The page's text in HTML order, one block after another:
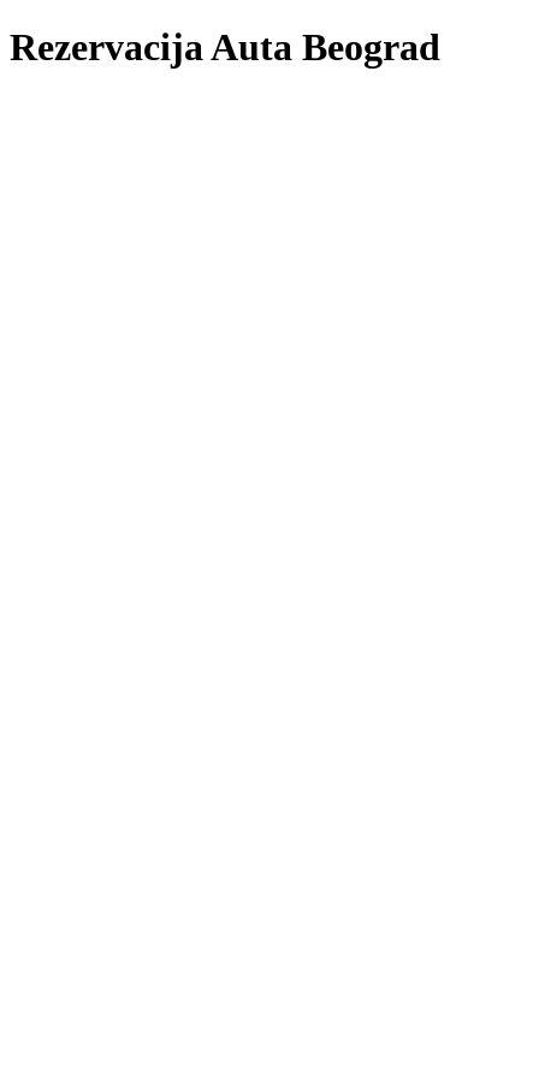
Rezervacija Auta Beograd